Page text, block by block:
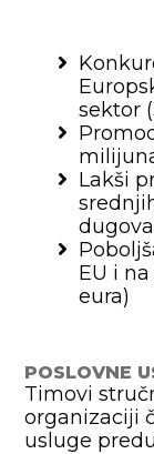
sektor
Lakši
EU i
eura)
POSLOVNE
Timovi
organizaciji
usluge